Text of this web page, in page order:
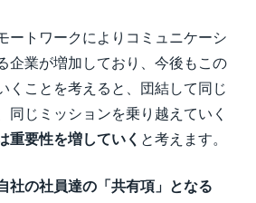
ートワークによりコミュニケーシ
企業が増加しており、今後もこの
くことを考えると、団結して同じ
同じミッションを乗り越えていく
重要性を増していく と考えます。
社の社員達の「共有項」となる